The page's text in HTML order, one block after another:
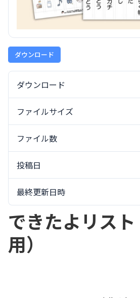
ダウンロード
ダウンロード
ファイルサイズ
ファイル数
投稿日
最終更新日時
できたよリス
用）